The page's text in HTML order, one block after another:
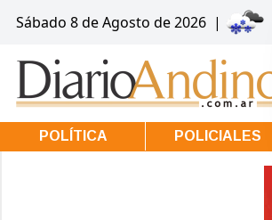
Sábado 8deAgosto de 2026 |
POLÍTICA POLICIALES